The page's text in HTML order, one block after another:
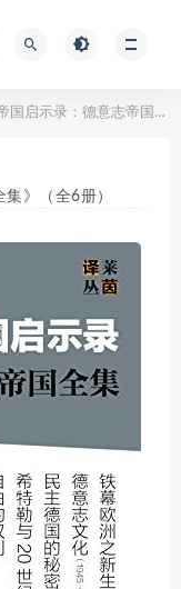
录：德意志帝国全集》（全6册）
》（全6册）